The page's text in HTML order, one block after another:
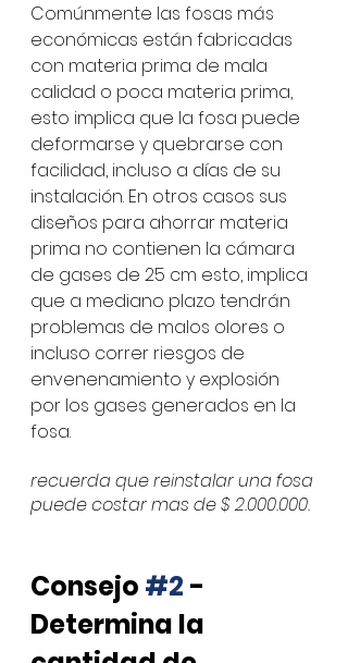
Comúnmente las fosas más
económicas están fabricadas
con materia prima de mala
calidad o poca materia prima,
esto implica que la fosa puede
deformarse y quebrarse con
facilidad, incluso a días de su
instalación. En otros casos sus
diseños para ahorrar materia
prima no contienen la cámara
de gases de 25 cm esto, implica
que a mediano plazo tendrán
problemas de malos olores o
incluso correr riesgos de
envenenamiento y explosión
por los gases generados en la
fosa.
recuerda que reinstalar una fosa
puede costar mas de $ 2.000.000.
Consejo #2 -
Determina la